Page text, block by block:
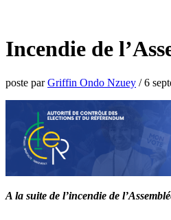
Incendie de
poste parGriffin Ondo Nzuey /6
A la suite de l’incendie de